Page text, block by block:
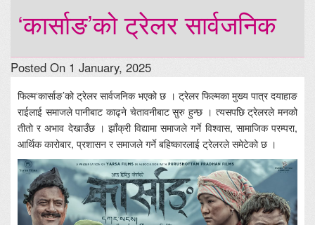
‘कार्साङ’को ट्रेलर सार्वजनिक
Posted On 1 January, 2025
फिल्म‘कार्साङ’को ट्रेलर सार्वजनिक भएको छ । ट्रेलर फिल्मका मुख्य पात्र दयाहाङ
राईलाई समाजले पानीबाट काढ्ने चेतावनीबाट सुरु हुन्छ । त्यसपछि ट्रेलरले मनको
तीतो र अभाव देखाउँछ । झाँक्री विद्यामा समाजले गर्ने विश्वास, सामाजिक परम्परा,
आर्थिक कारोबार, प्रशासन र समाजले गर्ने बहिष्कारलाई ट्रेलरले समेटेको छ ।